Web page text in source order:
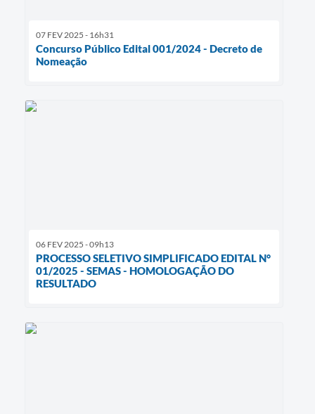
07 FEV 2025 - 16h31
Concurso Público Edital 001/2024 - Decreto de
Nomeação
06 FEV 2025 - 09h13
PROCESSO SELETIVO SIMPLIFICADO EDITAL N°
01/2025 - SEMAS - HOMOLOGAÇÃO DO
RESULTADO